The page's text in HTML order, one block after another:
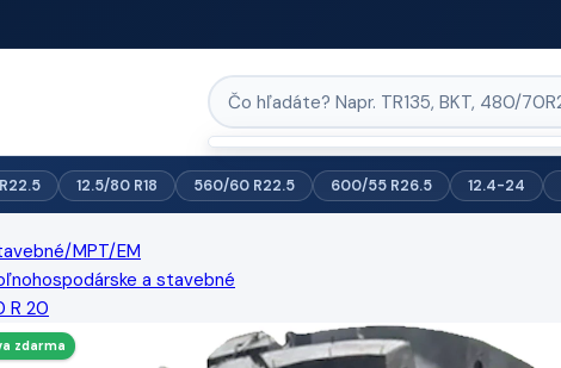
12.5/80 R18 560/60 R22.5 600/55 R26.5 12.4-24
MPT/EM
a stavebné
R 20
zdarma